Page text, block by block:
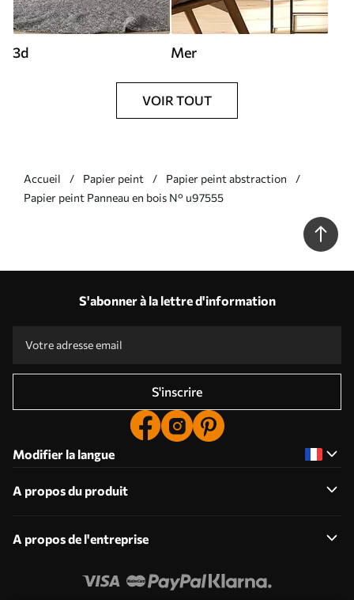
3d Mer
VOIR TOUT
Accueil Papier peint
Papier peint abstraction
Papier peint Panneau en bois N° u97555
S'abonner à la lettre d'information
S'inscrire
Modifier la langue
A propos du produit
A propos de l'entreprise